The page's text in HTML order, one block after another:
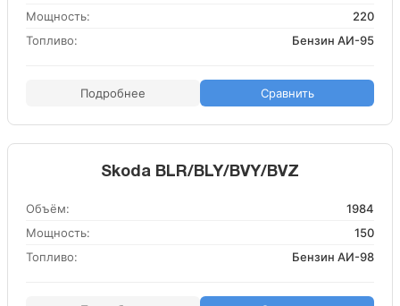
Мощность:
220
Топливо:
Бензин АИ-95
Подробнее Сравнить
Skoda BLR/BLY/BVY/BVZ
Объём:
1984
Мощность:
150
Топливо:
Бензин АИ-98